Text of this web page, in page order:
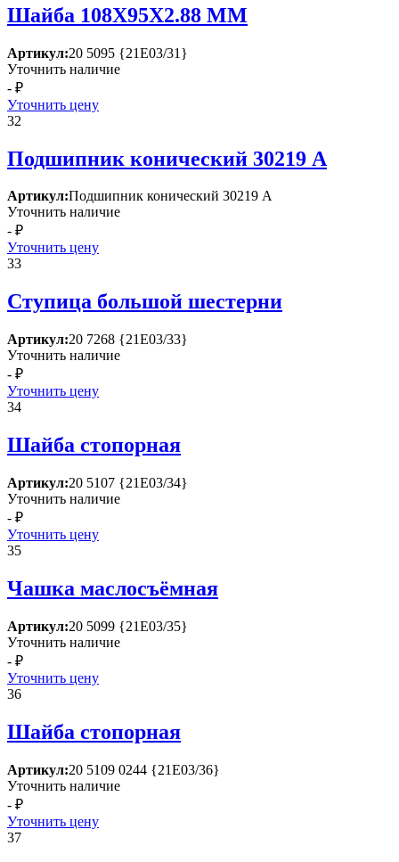
Шайба 108Х95Х2.88 ММ
Артикул:20 5095 {21Е03/31}
Уточнить наличие
- ₽
Уточнить цену
32
Подшипник конический 30219 А
Артикул:Подшипник конический 30219 А
Уточнить наличие
- ₽
Уточнить цену
33
Ступица большой шестерни
Артикул:20 7268 {21Е03/33}
Уточнить наличие
- ₽
Уточнить цену
34
Шайба стопорная
Артикул:20 5107 {21Е03/34}
Уточнить наличие
- ₽
Уточнить цену
35
Чашка маслосъёмная
Артикул:20 5099 {21Е03/35}
Уточнить наличие
- ₽
Уточнить цену
36
Шайба стопорная
Артикул:20 5109 0244 {21Е03/36}
Уточнить наличие
- ₽
Уточнить цену
37